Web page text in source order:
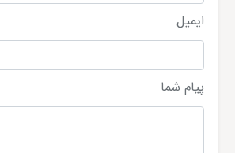
ایمیل
پیام شما